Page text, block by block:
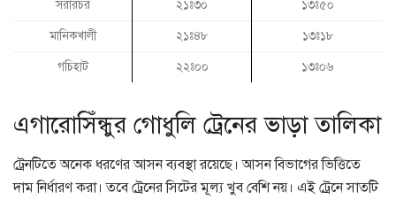
সরারচর ২১ঃ৩০ ১৩ঃ৫০
মানিকখালী ২১ঃ৪৮ ১৩ঃ১৮
গচিহাট ২২ঃ০০ ১৩ঃ০৬
এগারোসিঁন্ধুর গোধুলি ট্রেনের ভাড়া তালিকা
ট্রেনটিতে অনেক ধরণের আসন ব্যবস্থা রয়েছে। আসন বিভাগের ভিত্তিতে
দাম নির্ধারণ করা। তবে ট্রেনের সিটের মূল্য খুব বেশি নয়। এই ট্রেনে সাতটি